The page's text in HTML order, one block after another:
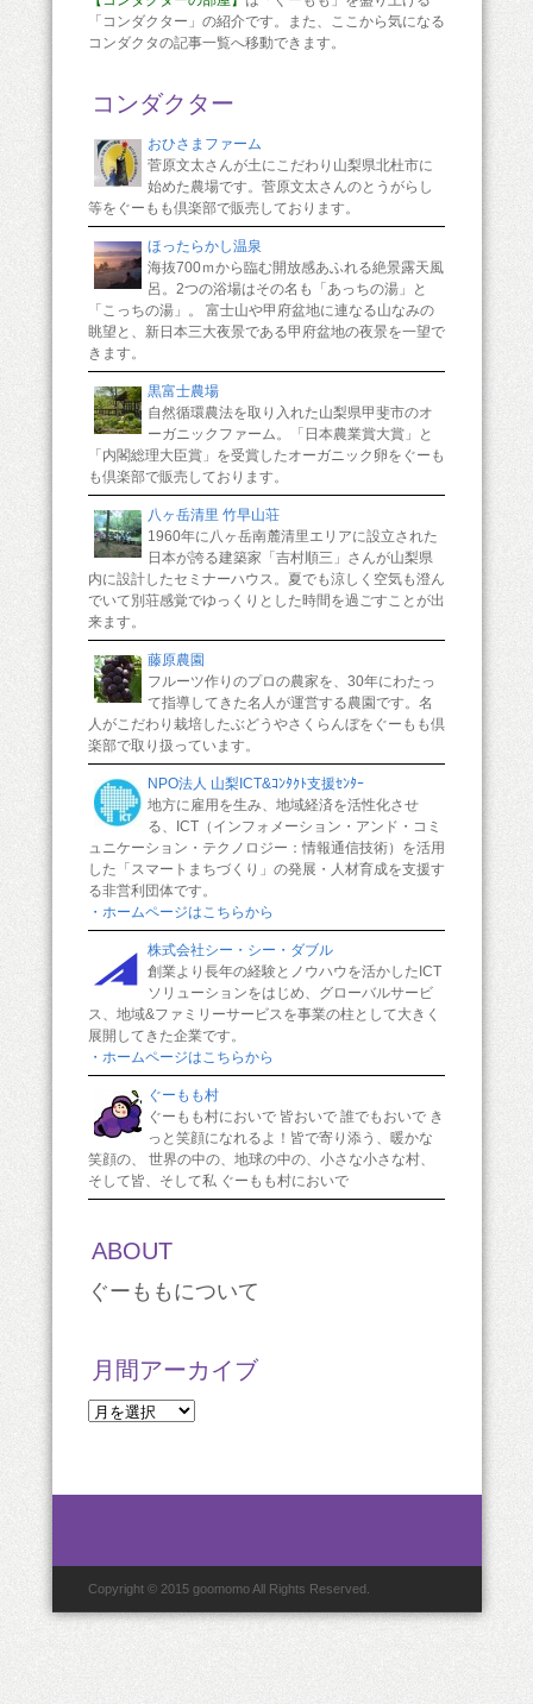
「コンダクター」の紹介です。また、ここから気になる
コンダクタの記事一覧へ移動できます。
コンダクター
おひさまファーム
菅原文太さんが土にこだわり山梨県北杜市に
始めた農場です。菅原文太さんのとうがらし
等をぐーもも倶楽部で販売しております。
ほったらかし温泉
海抜700ｍから臨む開放感あふれる絶景露天風
呂。2つの浴場はその名も「あっちの湯」と
「こっちの湯」。 富士山や甲府盆地に連なる山なみの
眺望と、新日本三大夜景である甲府盆地の夜景を一望で
きます。
黒富士農場
自然循環農法を取り入れた山梨県甲斐市のオ
ーガニックファーム。「日本農業賞大賞」と
「内閣総理大臣賞」を受賞したオーガニック卵をぐーも
も倶楽部で販売しております。
八ヶ岳清里 竹早山荘
1960年に八ヶ岳南麓清里エリアに設立された
日本が誇る建築家「吉村順三」さんが山梨県
内に設計したセミナーハウス。夏でも涼しく空気も澄ん
でいて別荘感覚でゆっくりとした時間を過ごすことが出
来ます。
藤原農園
フルーツ作りのプロの農家を、30年にわたっ
て指導してきた名人が運営する農園です。名
人がこだわり栽培したぶどうやさくらんぼをぐーもも倶
楽部で取り扱っています。
NPO法人 山梨ICT&ｺﾝﾀｸﾄ支援ｾﾝﾀｰ
地方に雇用を生み、地域経済を活性化させ
る、ICT（インフォメーション・アンド・コミ
ュニケーション・テクノロジー：情報通信技術）を活用
した「スマートまちづくり」の発展・人材育成を支援す
る非営利団体です。
・ホームページはこちらから
株式会社シー・シー・ダブル
創業より長年の経験とノウハウを活かしたICT
ソリューションをはじめ、グローバルサービ
ス、地域&ファミリーサービスを事業の柱として大きく
展開してきた企業です。
・ホームページはこちらから
ぐーもも村
ぐーもも村においで 皆おいで 誰でもおいで き
っと笑顔になれるよ！皆で寄り添う、暖かな
笑顔の、 世界の中の、地球の中の、小さな小さな村、
そして皆、そして私 ぐーもも村においで
ABOUT
ぐーももについて
月間アーカイブ
月
カ
Copyright © 2015 goomomo All Rights Reserved.